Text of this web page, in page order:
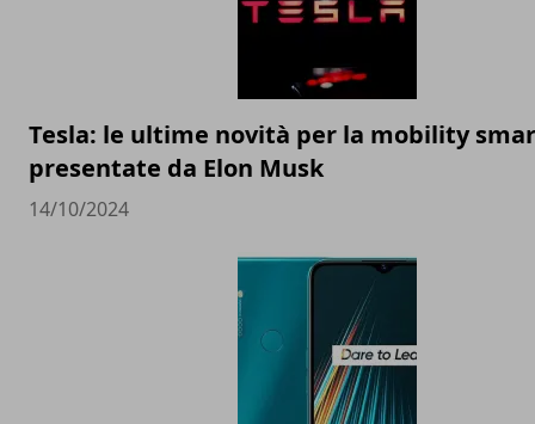
Tesla: le ultime novità per la mobility
presentate da Elon Musk
14/10/2024